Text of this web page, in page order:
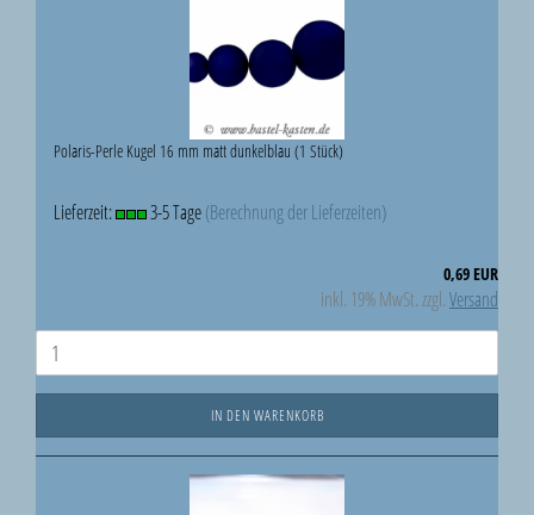
Polaris-Perle Kugel 16 mm matt dunkelblau (1 Stück)
Lieferzeit: 3-5 Tage(Berechnung der Lieferzeiten)
0,69 EUR
inkl. 19% MwSt. zzgl.Versand
IN DEN WARENKORB